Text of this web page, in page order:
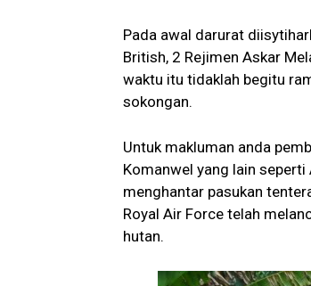
Pada awal darurat
British, 2 Rejimen Askar
waktu itu tidaklah begitu
sokongan.
Untuk makluman anda
Komanwel yang lain
menghantar pasukan
Royal Air Force telah
hutan.